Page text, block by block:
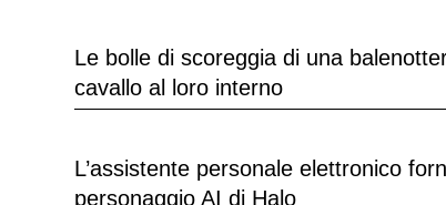
Le bolle di scoreggia di una
cavallo al loro interno
L’assistente personale elettronico
personaggio AI di Halo